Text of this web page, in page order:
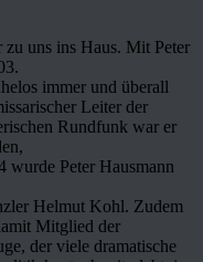
uns ins Haus. Mit Peter
immer und überall
Leiter der
Rundfunk war er
wurde Peter Hausmann
Helmut Kohl. Zudem
Mitglied der
der viele dramatische